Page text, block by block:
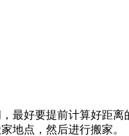
最好要提前计算好距
地点，然后进行搬家。